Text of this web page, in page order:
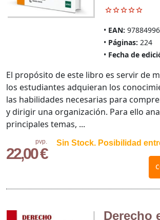
EAN:
Páginas: 224
Fecha de
pvp.
22,00 €
Sin Stock. Posibilidad
El propósito de este libro es servir de
los estudiantes adquieran los
las habilidades necesarias para
y dirigir una organización. Para ello
principales temas, ...
Derecho